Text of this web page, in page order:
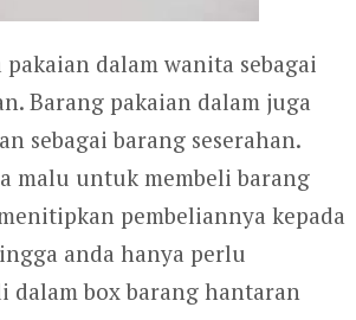
dalam wanita sebagai
Barang pakaian dalam juga
sebagai barang seserahan.
malu untuk membeli barang
pembeliannya kepada
anda hanya perlu
dalam box barang hantaran